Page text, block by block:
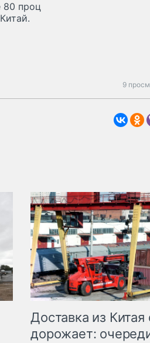
80 проц
9
Доставка из Китая
дорожает: